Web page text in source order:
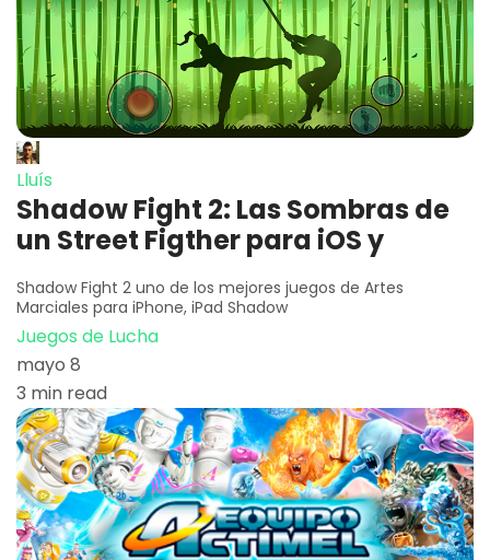
Lluís
Shadow Fight 2: Las Sombras de
un Street Figther para iOS y
Shadow Fight 2 uno de los mejores juegos de Artes
Marciales para iPhone, iPad Shadow
Juegos de Lucha
mayo 8
3 min read